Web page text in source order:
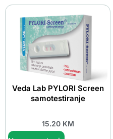
Veda Lab PYLORI Screen
samotestiranje
15.20 KM